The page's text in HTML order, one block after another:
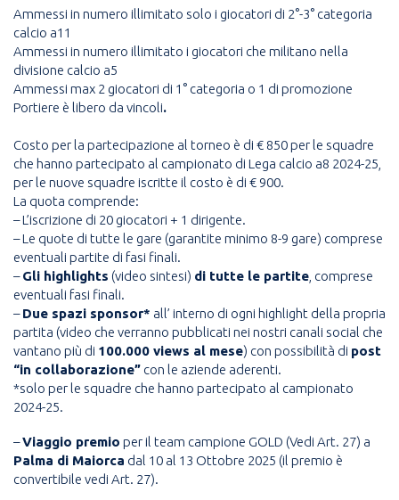
Ammessi in numero illimitato solo i giocatori di 2°-3° categoria
calcio a11
Ammessi in numero illimitato i giocatori che militano nella
divisione calcio a5
Ammessi max 2 giocatori di 1° categoria o 1 di promozione
Portiere è libero da vincoli.
Costo per la partecipazione al torneo è di € 850 per le squadre
che hanno partecipato al campionato di Lega calcio a8 2024-25,
per le nuove squadre iscritte il costo è di € 900.
La quota comprende:
– L’iscrizione di 20 giocatori + 1 dirigente.
– Le quote di tutte le gare (garantite minimo 8-9 gare) comprese
eventuali partite di fasi finali.
–Gli highlights (video sintesi) di tutte le partite , comprese
eventuali fasi finali.
–Due spazi sponsor* all’ interno di ogni highlight della propria
partita (video che verranno pubblicati nei nostri canali social che
vantano più di 100.000 views al mese) con possibilità di post
“in collaborazione” con le aziende aderenti.
*solo per le squadre che hanno partecipato al campionato
2024-25.
–Viaggio premio per il team campione GOLD (Vedi Art. 27) a
Palma di Maiorca dal 10 al 13 Ottobre 2025 (il premio è
convertibile vedi Art. 27).